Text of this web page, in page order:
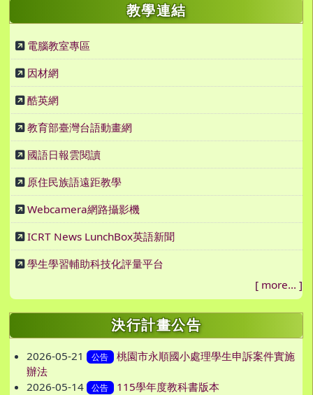
教學連結
電腦教室專區
因材網
酷英網
教育部臺灣台語動畫網
國語日報雲閱讀
原住民族語遠距教學
Webcamera網路攝影機
ICRT News LunchBox英語新聞
學生學習輔助科技化評量平台
[ more... ]
決行計畫公告
2026-05-21 公告
桃園市永順國小處理學生申訴案件實施
辦法
2026-05-14
公告 115學年度教科書版本